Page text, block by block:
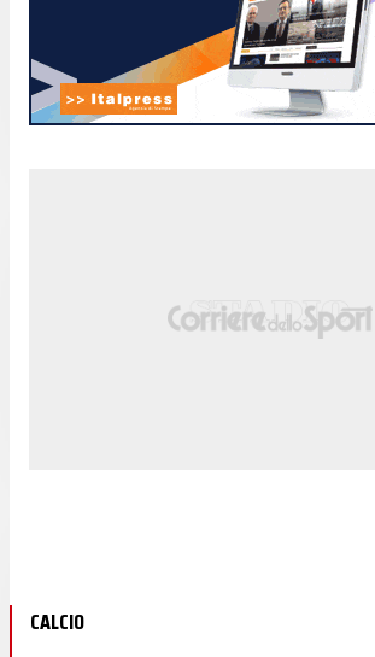
CALCIO